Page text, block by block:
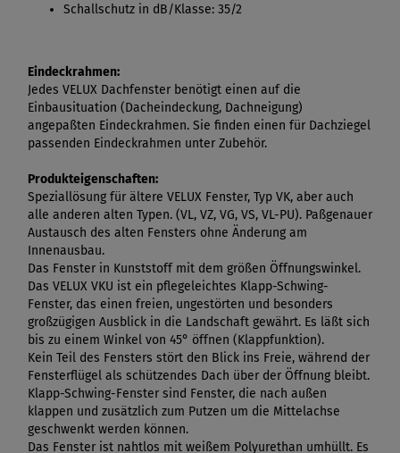
Schallschutz in dB/Klasse: 35/2
Eindeckrahmen:
Jedes VELUX Dachfenster benötigt einen auf die
Einbausituation (Dacheindeckung, Dachneigung)
angepaßten Eindeckrahmen. Sie finden einen für Dachziegel
passenden Eindeckrahmen unter Zubehör.
Produkteigenschaften:
Speziallösung für ältere VELUX Fenster, Typ VK, aber auch
alle anderen alten Typen. (VL, VZ, VG, VS, VL-PU). Paßgenauer
Austausch des alten Fensters ohne Änderung am
Innenausbau.
Das Fenster in Kunststoff mit dem größen Öffnungswinkel.
Das VELUX VKU ist ein pflegeleichtes Klapp-Schwing-
Fenster, das einen freien, ungestörten und besonders
großzügigen Ausblick in die Landschaft gewährt. Es läßt sich
bis zu einem Winkel von 45° öffnen (Klappfunktion).
Kein Teil des Fensters stört den Blick ins Freie, während der
Fensterflügel als schützendes Dach über der Öffnung bleibt.
Klapp-Schwing-Fenster sind Fenster, die nach außen
klappen und zusätzlich zum Putzen um die Mittelachse
geschwenkt werden können.
Das Fenster ist nahtlos mit weißem Polyurethan umhüllt. Es